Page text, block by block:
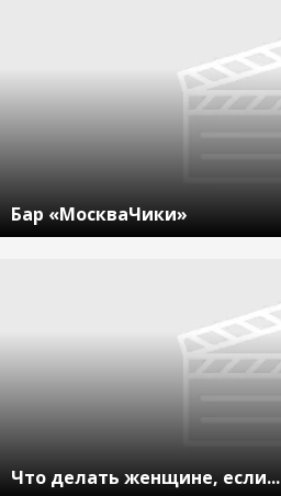
Бар «МоскваЧики»
Что делать женщине, если...